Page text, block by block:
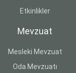
Etkinlikler
Mevzuat
Mesleki Mevzuat
Oda Mevzuatı